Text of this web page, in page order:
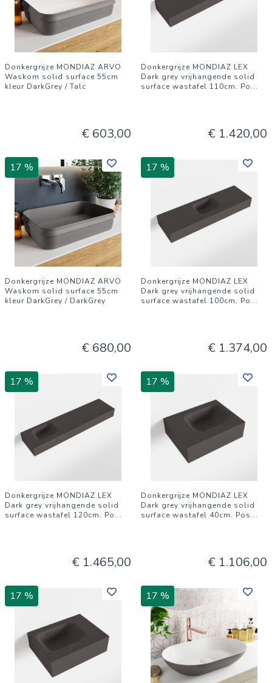
Donkergrijze MONDIAZ ARVO
Waskom solid surface 55cm
kleur DarkGrey / Talc
€ 603,00
Donkergrijze MONDIAZ LEX
Dark grey vrijhangende solid
surface wastafel 110cm. Po...
€ 1.420,00
17 %
Donkergrijze MONDIAZ ARVO
Waskom solid surface 55cm
kleur DarkGrey / DarkGrey
€ 680,00
17 %
Donkergrijze MONDIAZ LEX
Dark grey vrijhangende solid
surface wastafel 100cm. Po...
€ 1.374,00
17 %
Donkergrijze MONDIAZ LEX
Dark grey vrijhangende solid
surface wastafel 120cm. Po...
€ 1.465,00
17 %
Donkergrijze MONDIAZ LEX
Dark grey vrijhangende solid
surface wastafel 40cm. Pos...
€ 1.106,00
17 % 17 %